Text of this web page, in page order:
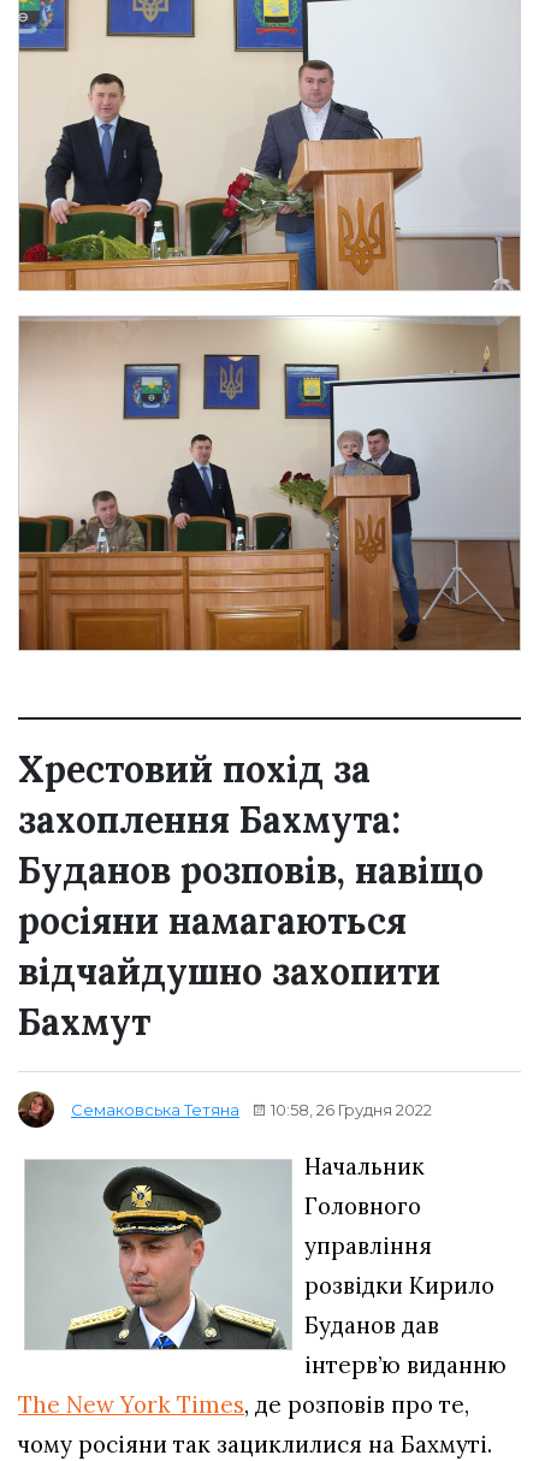
Хрестовий похід за
захоплення Бахмута:
Буданов розповів, навіщо
росіяни намагаються
відчайдушно захопити
Бахмут
Семаковська Тетяна 10:58, 26 Грудня 2022
Начальник
Головного
управління
розвідки Кирило
Буданов дав
інтерв’ю виданню
The New York Times, де розповів про те,
чому росіяни так зациклилися на Бахмуті.